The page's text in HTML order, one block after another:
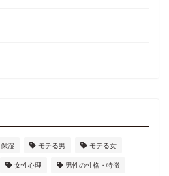
保湿 モテる男 モテる女
女性心理 男性の性格・特徴